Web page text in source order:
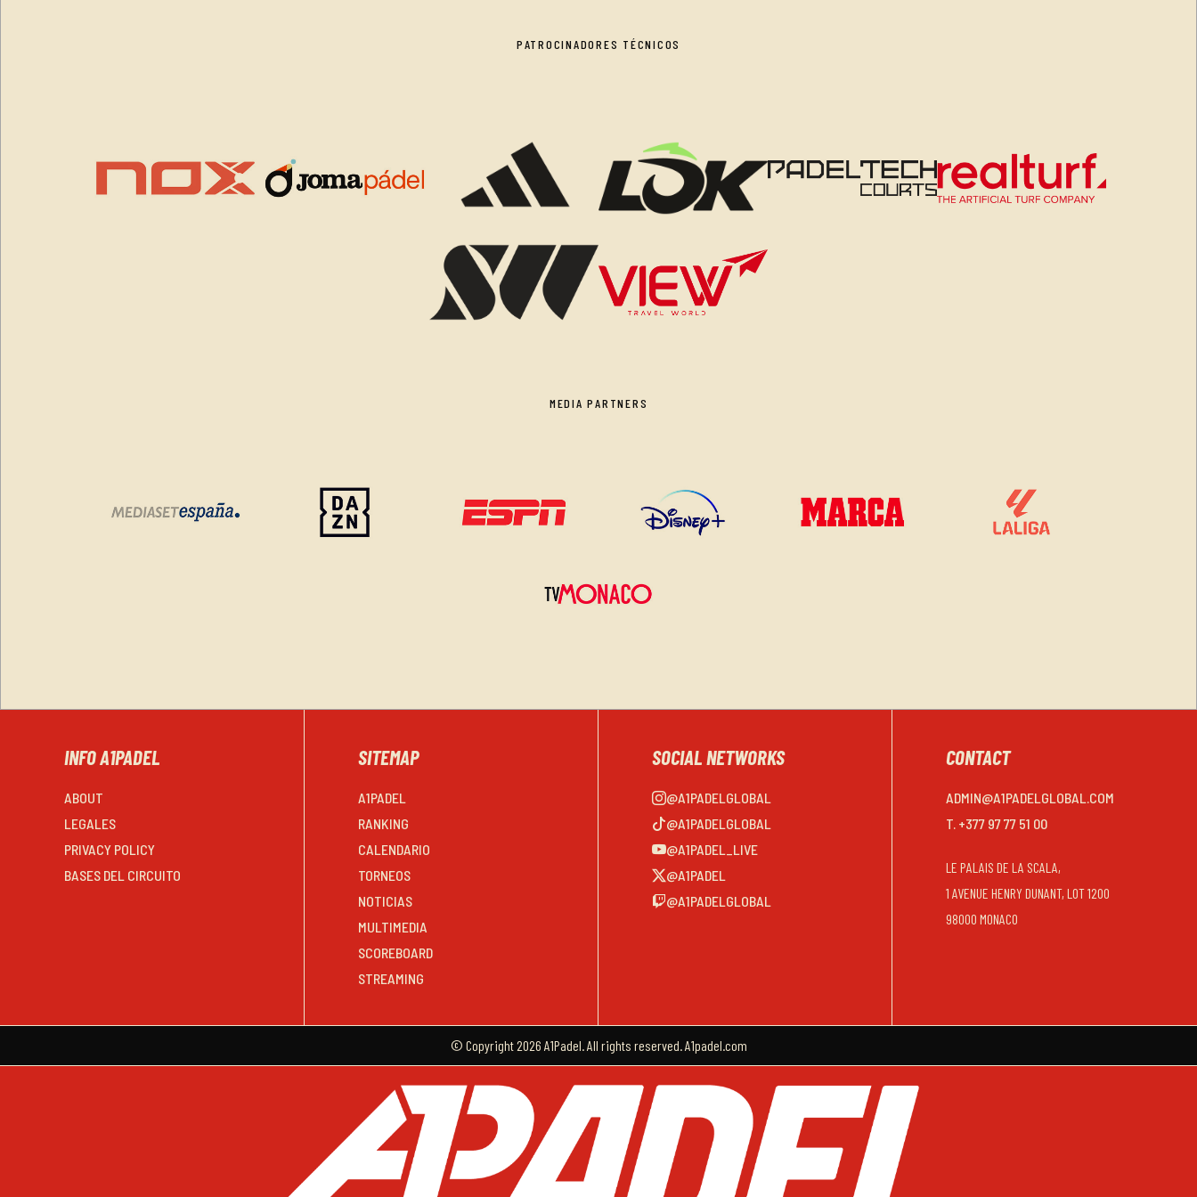
PATROCINADORES TÉCNICOS
MEDIA PARTNERS
INFO A1PADEL
ABOUT
LEGALES
PRIVACY POLICY
BASES DEL CIRCUITO
SITEMAP
A1PADEL
RANKING
CALENDARIO
TORNEOS
NOTICIAS
MULTIMEDIA
SCOREBOARD
STREAMING
SOCIAL NETWORKS
@A1PADELGLOBAL
@A1PADELGLOBAL
@A1PADEL_LIVE
@A1PADEL
@A1PADELGLOBAL
CONTACT
ADMIN@A1PADELGLOBAL.COM
T. +377 97 77 51 00
LE PALAIS DE LA SCALA,
1 AVENUE HENRY DUNANT, LOT 1200
98000 MONACO
© Copyright 2026 A1Padel. All rights reserved. A1padel.com